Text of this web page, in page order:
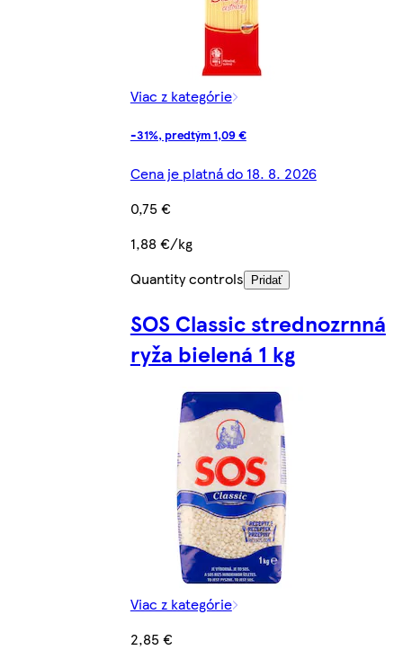
Viac z kategórie
-31%, predtým 1,09 €
Cena je platná do 18. 8. 2026
0,75 €
1,88 €/kg
Quantity controls
Pridať
SOS Classic strednozrnná
ryža bielená 1 kg
Viac z kategórie
2,85 €